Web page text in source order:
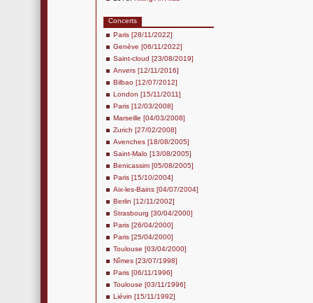
Concerts
Paris [28/11/2022]
Genève [06/11/2022]
Saint-cloud [23/08/2019]
Anvers [12/11/2016]
Bilbao [12/07/2012]
London [15/11/2011]
Paris [12/03/2008]
Marseille [04/03/2008]
Zurich [27/02/2008]
Avenches [18/08/2005]
Saint-Malo [13/08/2005]
Benicassim [05/08/2005]
Paris [15/10/2004]
Aix-les-Bains [04/07/2004]
Berlin [12/11/2002]
Strasbourg [30/04/2000]
Paris [26/04/2000]
Paris [25/04/2000]
Toulouse [03/04/2000]
Nîmes [23/07/1998]
Paris [06/11/1996]
Toulouse [03/11/1996]
Liévin [15/11/1992]